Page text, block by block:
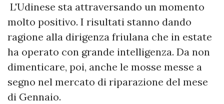
L'Udinese sta attraversando un momento
molto positivo. I risultati stanno dando
ragione alla dirigenza friulana che in estate
ha operato con grande intelligenza. Da non
dimenticare, poi, anche le mosse messe a
segno nel mercato di riparazione del mese
di Gennaio.